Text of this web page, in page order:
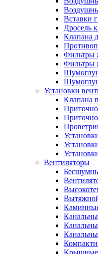
Вставки
Дросель
Клапана
Фильтры
Фильтры
Установки
Клапана
Вентиляторы
Крышные